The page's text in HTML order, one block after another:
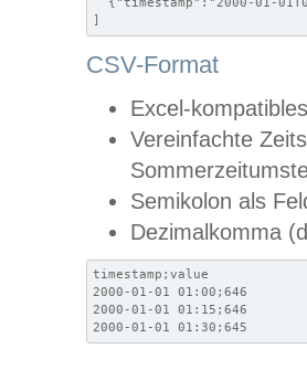
]
CSV-Format
Excel-
Vereinfachte
Semikolon als
Dezimalkomma
timestamp;value
2000-01-01 01:00;646
2000-01-01 01:15;646
2000-01-01 01:30;645